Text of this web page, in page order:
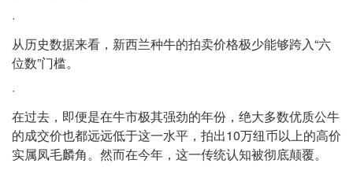
·
从历史数据来看，新西兰种牛的拍卖价格极少能够跨入“六
位数”门槛。
·
在过去，即便是在牛市极其强劲的年份，绝大多数优质公牛
的成交价也都远远低于这一水平，拍出10万纽币以上的高价
实属凤毛麟角。然而在今年，这一传统认知被彻底颠覆。